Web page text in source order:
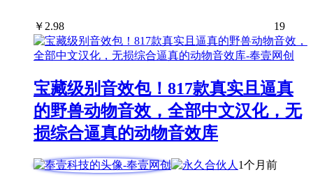
￥2.98 19
宝藏级别音效包！817款真实且逼真
的野兽动物音效，全部中文汉化，无
损综合逼真的动物音效库
1个月前